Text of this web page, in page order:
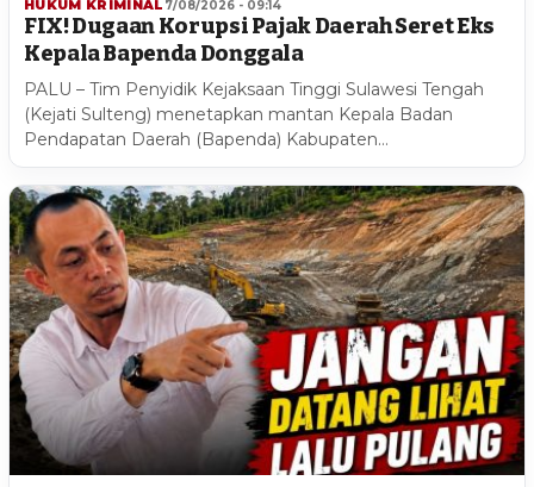
HUKUM KRIMINAL 7/08/2026 - 09:14
FIX! Dugaan Korupsi Pajak Daerah Seret Eks
Kepala Bapenda Donggala
PALU – Tim Penyidik Kejaksaan Tinggi Sulawesi Tengah
(Kejati Sulteng) menetapkan mantan Kepala Badan
Pendapatan Daerah (Bapenda) Kabupaten…